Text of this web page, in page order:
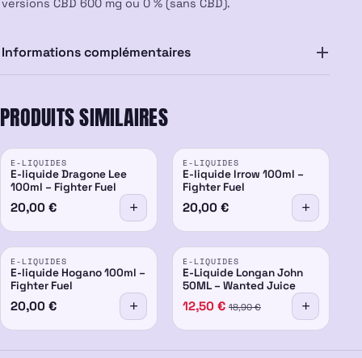
Informations complémentaires
PRODUITS SIMILAIRES
E-LIQUIDES
E-liquide Dragone Lee
100ml – Fighter Fuel
20,00 €
E-LIQUIDES
E-liquide Irrow 100ml –
Fighter Fuel
20,00 €
E-LIQUIDES
E-liquide Hogano 100ml –
Fighter Fuel
20,00 €
PROMO
E-LIQUIDES
E-Liquide Longan John
50ML – Wanted Juice
12,50 € 18,90€